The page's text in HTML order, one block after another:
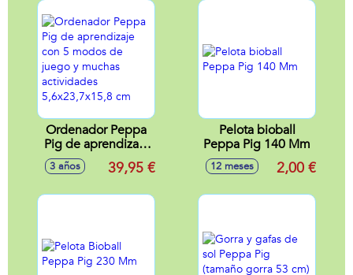
Ordenador Peppa
Pig de aprendizaje
con 5 modos de
juego y muchas
3 años 39,95 €
Pelota bioball
Peppa Pig 140 Mm
12 meses 2,00 €